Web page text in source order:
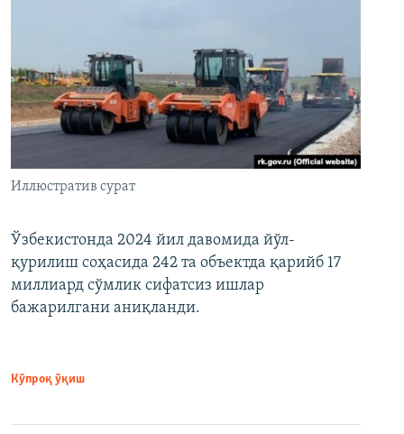
Иллюстратив сурат
Ўзбекистонда 2024 йил давомида йўл-
қурилиш соҳасида 242 та объектда қарийб 17
миллиард сўмлик сифатсиз ишлар
бажарилгани аниқланди.
Кўпроқ ўқиш